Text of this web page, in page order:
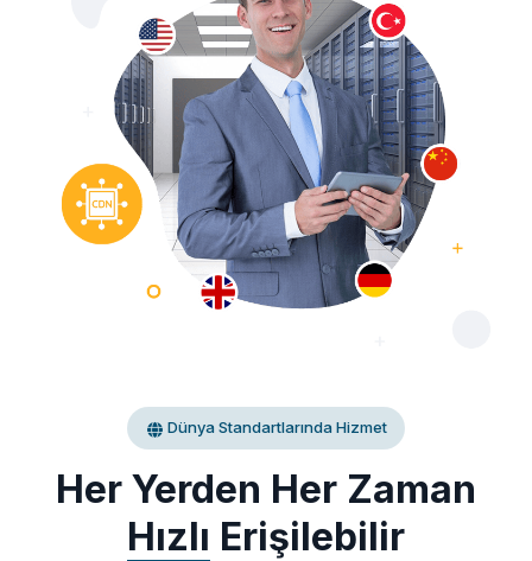
Dünya Standartlarında Hizmet
Her Yerden Her Zaman
Hızlı Erişilebilir